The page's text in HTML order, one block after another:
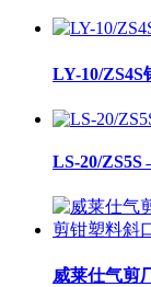
LY-10/ZS4S
LS-20/ZS5S
威莱仕气剪